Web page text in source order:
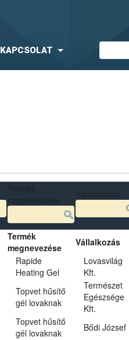
KAPCSOLAT
Termék
megnevezése
Vállalkozás
Rapide
Heating Gel
Lovasvilág
Kft.
Topvet hűsítő
gél lovaknak
Természet
Egészsége
Kft.
Topvet hűsítő
gél lovaknak
Bődi József